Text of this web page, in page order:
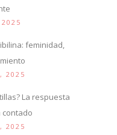
feminidad,
2025
La respuesta
contado
2025